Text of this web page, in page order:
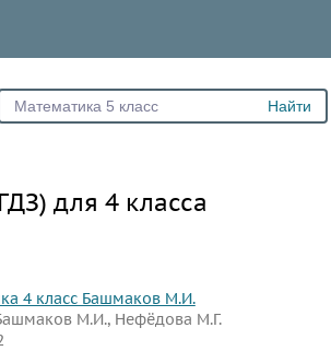
для 4 класса
4 класс Башмаков М.И.
М.И., Нефёдова М.Г.